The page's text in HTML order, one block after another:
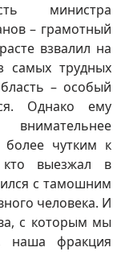
министра
– грамотный
взвалил на
самых трудных
– особый
Однако ему
чутким к
выезжал в
с тамошним
человека. И
с которым мы
наша фракция